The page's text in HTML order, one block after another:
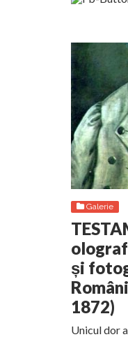
Galerie
și
1872)
Unicul dor